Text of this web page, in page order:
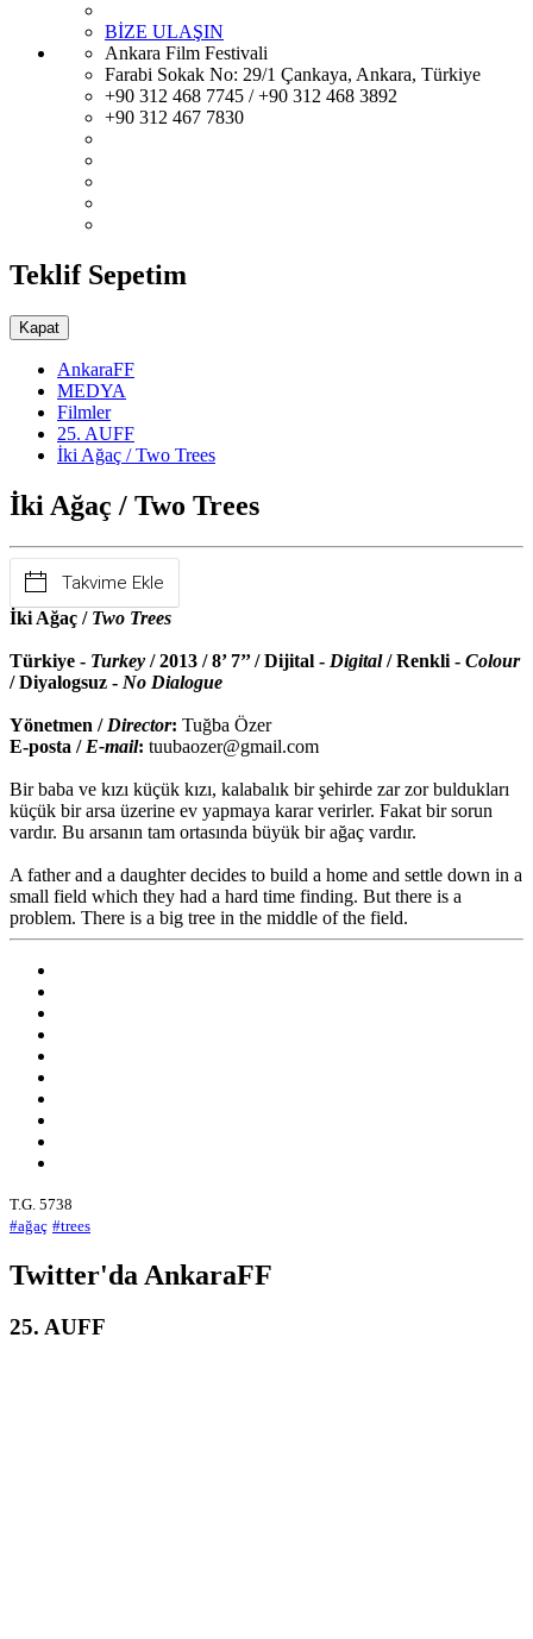
BİZE ULAŞIN
Ankara Film Festivali
Farabi Sokak No: 29/1 Çankaya, Ankara, Türkiye
+90 312 468 7745 / +90 312 468 3892
+90 312 467 7830
Teklif Sepetim
Kapat
AnkaraFF
MEDYA
Filmler
25. AUFF
İki Ağaç / Two Trees
İki Ağaç / Two Trees
Takvime Ekle
İki Ağaç /Two Trees
Türkiye - Turkey / 2013 / 8’ 7’’ / Dijital - Digital/ Renkli - Colour
/ Diyalogsuz - No Dialogue
Yönetmen / Director: Tuğba Özer
E-posta / E-mail: tuubaozer@gmail.com
Bir baba ve kızı küçük kızı, kalabalık bir şehirde zar zor buldukları
küçük bir arsa üzerine ev yapmaya karar verirler. Fakat bir sorun
vardır. Bu arsanın tam ortasında büyük bir ağaç vardır.
A father and a daughter decides to build a home and settle down in a
small field which they had a hard time finding. But there is a
problem. There is a big tree in the middle of the field.
T.G. 5738
#ağaç #trees
Twitter'da AnkaraFF
25. AUFF